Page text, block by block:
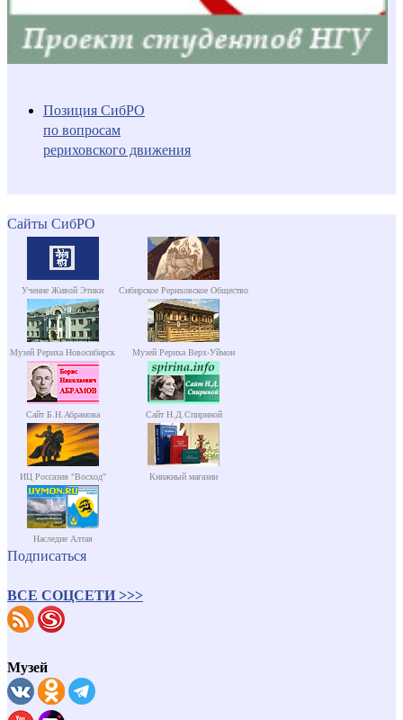
Позиция СибРО
по вопросам
рериховского движения
Сайты СибРО
Учение Живой Этики Сибирское Рериховское Общество
Музей Рериха Новосибирск Музей Рериха Верх-Уймон
Сайт Б.Н.Абрамова Сайт Н.Д.Спириной
ИЦ Россазия "Восход" Книжный магазин
Наследие Алтая
Подписаться
ВСЕ СОЦСЕТИ >>>
Музей